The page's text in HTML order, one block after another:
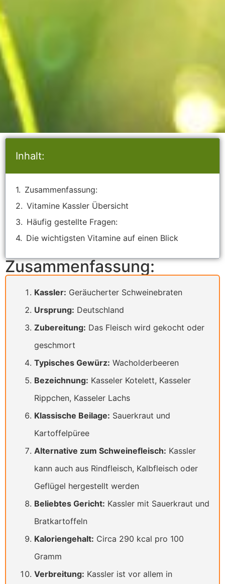
Inhalt:
Zusammenfassung:
Vitamine Kassler Übersicht
Häufig gestellte Fragen:
Die wichtigsten Vitamine auf einen Blick
Zusammenfassung:
Kassler: Geräucherter Schweinebraten
Ursprung: Deutschland
Zubereitung: Das Fleisch wird gekocht oder
geschmort
Typisches Gewürz: Wacholderbeeren
Bezeichnung: Kasseler Kotelett, Kasseler
Rippchen, Kasseler Lachs
Klassische Beilage: Sauerkraut und
Kartoffelpüree
Alternative zum Schweinefleisch: Kassler
kann auch aus Rindfleisch, Kalbfleisch oder
Geflügel hergestellt werden
Beliebtes Gericht: Kassler mit Sauerkraut und
Bratkartoffeln
Kaloriengehalt: Circa 290 kcal pro 100
Gramm
Verbreitung: Kassler ist vor allem in